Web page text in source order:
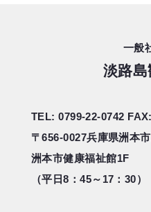
一般
淡路
TEL: 0799-22-0742
〒656-0027兵庫県洲本
洲本市健康福祉館1F
（平日8：45～17：30）